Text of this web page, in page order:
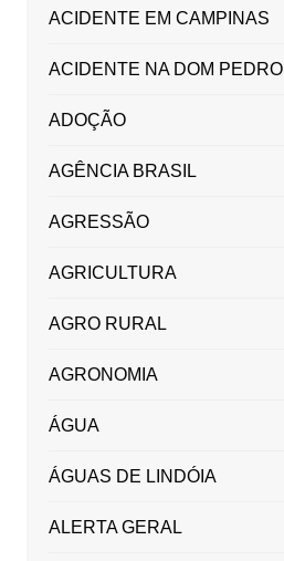
ACIDENTE EM CAMPINAS
ACIDENTE NA DOM PEDRO
ADOÇÃO
AGÊNCIA BRASIL
AGRESSÃO
AGRICULTURA
AGRO RURAL
AGRONOMIA
ÁGUA
ÁGUAS DE LINDÓIA
ALERTA GERAL